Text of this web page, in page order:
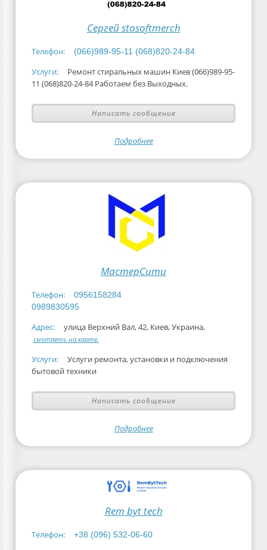
Сергей stosoftmerch
Телефон: (066)989-95-11 (068)820-24-84
Услуги:
Ремонт стиральных машин Киев (066)989-95-
11 (068)820-24-84 Работаем без Выходных.
Написать сообщение
Подробнее
МастерСити
Телефон:
0956158284
0989830595
Адрес: улица Верхний Вал, 42, Киев, Украина,
смотреть на карте.
Услуги:
Услуги ремонта, установки и подключения
бытовой техники
Написать сообщение
Подробнее
Rem byt tech
Телефон: +38 (096) 532-06-60